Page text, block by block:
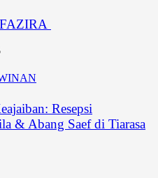
Resepsi
& Abang Saef di Tiarasa